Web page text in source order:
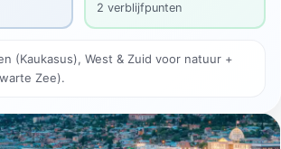
2 verblijfpunten
(Kaukasus), West & Zuid voor natuur +
Zee).